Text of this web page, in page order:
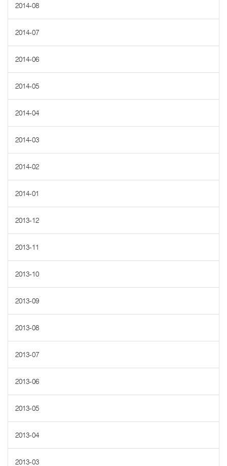
2014-08
2014-07
2014-06
2014-05
2014-04
2014-03
2014-02
2014-01
2013-12
2013-11
2013-10
2013-09
2013-08
2013-07
2013-06
2013-05
2013-04
2013-03